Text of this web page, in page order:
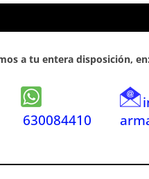
a tu entera disposición, en:
630084410